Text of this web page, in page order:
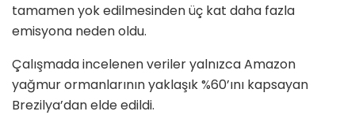
tamamen yok edilmesinden üç kat daha fazla
emisyona neden oldu.
Çalışmada incelenen veriler yalnızca Amazon
yağmur ormanlarının yaklaşık %60’ını kapsayan
Brezilya’dan elde edildi.